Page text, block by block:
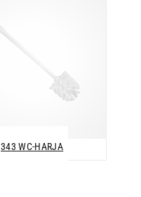
343 WC-HARJA